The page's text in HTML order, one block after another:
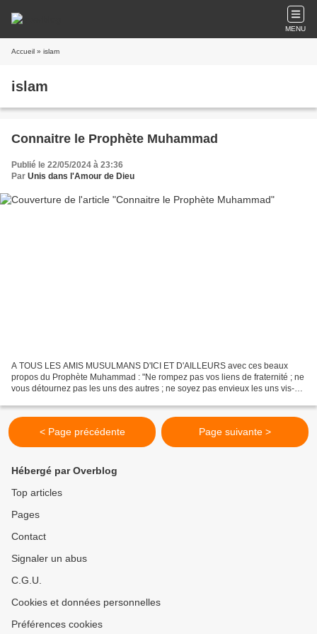
MENU
Accueil » islam
islam
Connaitre le Prophète Muhammad
Publié le 22/05/2024 à 23:36
Par Unis dans l'Amour de Dieu
A TOUS LES AMIS MUSULMANS D'ICI ET D'AILLEURS avec ces beaux
propos du Prophète Muhammad : "Ne rompez pas vos liens de fraternité ; ne
vous détournez pas les uns des autres ; ne soyez pas envieux les uns vis-à-
< Page précédente Page suivante >
Hébergé par Overblog
Top articles
Pages
Contact
Signaler un abus
C.G.U.
Cookies et données personnelles
Préférences cookies